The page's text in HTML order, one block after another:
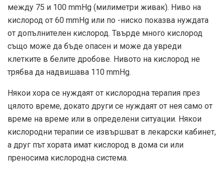
между 75 и 100 mmHg (милиметри живак). Ниво на
кислород от 60 mmHg или по -ниско показва нуждата
от допълнителен кислород. Твърде много кислород
също може да бъде опасен и може да увреди
клетките в белите дробове. Нивото на кислород не
трябва да надвишава 110 mmHg.
Някои хора се нуждаят от кислородна терапия през
цялото време, докато други се нуждаят от нея само от
време на време или в определени ситуации. Някои
кислородни терапии се извършват в лекарски кабинет,
а друг път хората имат кислород в дома си или
преносима кислородна система.